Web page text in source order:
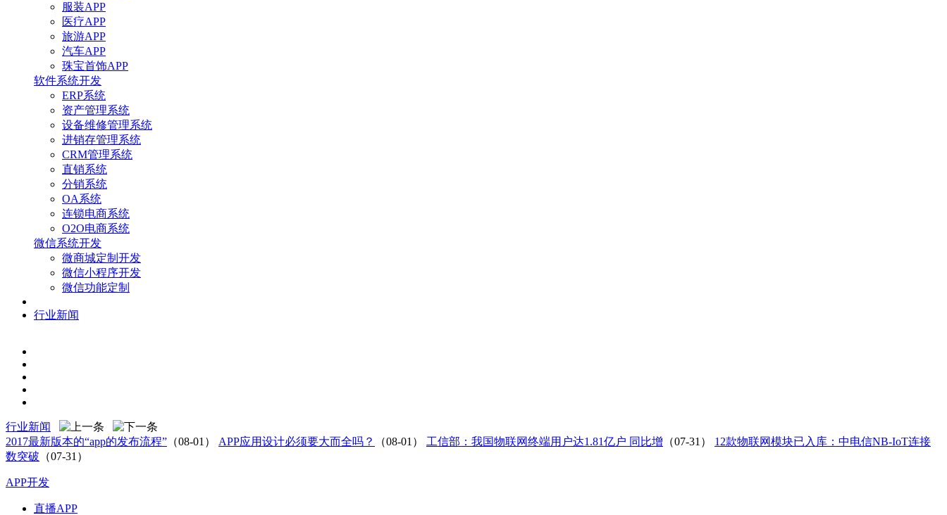
服装APP
医疗APP
旅游APP
汽车APP
珠宝首饰APP
软件系统开发
ERP系统
资产管理系统
设备维修管理系统
进销存管理系统
CRM管理系统
直销系统
分销系统
OA系统
连锁电商系统
O2O电商系统
微信系统开发
微商城定制开发
微信小程序开发
微信功能定制
行业新闻
行业新闻
2017最新版本的“app的发布流程” （08-01） APP应用设计必须要大而全吗？ （08-01） 工信部：我国物联网终端用户达1.81亿户 同比增 （07-31）
12款物联网模块已入库：中电信NB-IoT连接
数突破 （07-31）
APP开发
直播APP